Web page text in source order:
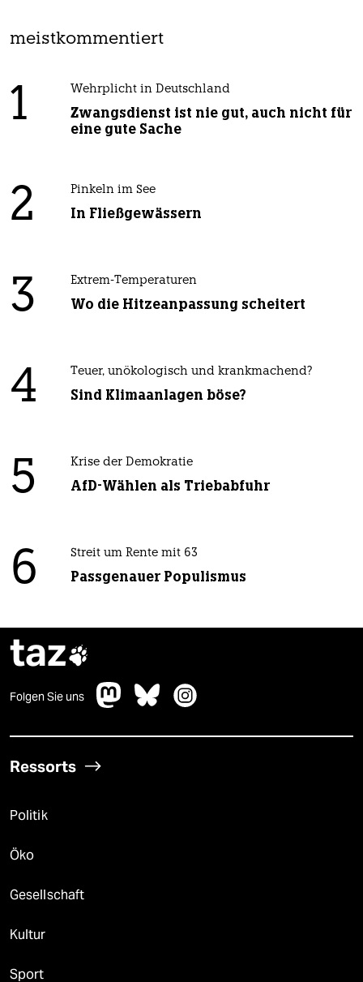
meistkommentiert
1 Wehrplicht in Deutschland
Zwangsdienst ist nie gut, auch nicht für
eine gute Sache
2 Pinkeln im See
In Fließgewässern
3 Extrem-Temperaturen
Wo die Hitzeanpassung scheitert
4 Teuer, unökologisch und krankmachend?
Sind Klimaanlagen böse?
5 Krise der Demokratie
AfD-Wählen als Triebabfuhr
6 Streit um Rente mit 63
Passgenauer Populismus
taz
Folgen Sie uns
Ressorts
Politik
Öko
Gesellschaft
Kultur
Sport